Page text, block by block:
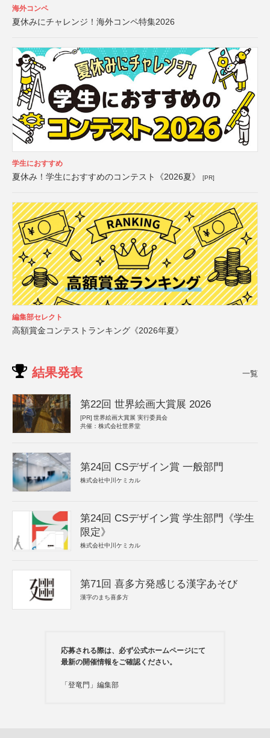
海外コンペ
夏休みにチャレンジ！海外コンペ特集2026
学生におすすめ
夏休み！学生におすすめのコンテスト《2026夏》 [PR]
編集部セレクト
高額賞金コンテストランキング《2026年夏》
結果発表 一覧
第22回 世界絵画大賞展 2026
[PR] 世界絵画大賞展 実行委員会
共催：株式会社世界堂
第24回 CSデザイン賞 一般部門
株式会社中川ケミカル
第24回 CSデザイン賞 学生部門《学生
限定》
株式会社中川ケミカル
第71回 喜多方発感じる漢字あそび
漢字のまち喜多方
応募される際は、必ず公式ホームページにて
最新の開催情報をご確認ください。
「登竜門」編集部